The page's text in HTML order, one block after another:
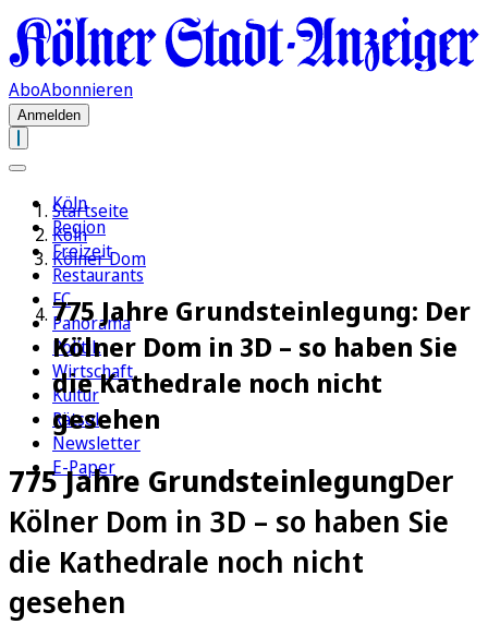
AboAbonnieren
Anmelden
Köln
Region
Freizeit
Restaurants
FC
Panorama
Politik
Wirtschaft
Kultur
Rätsel
Newsletter
E-Paper
Startseite
Köln
Kölner Dom
775 Jahre Grundsteinlegung: Der
Kölner Dom in 3D – so haben Sie
die Kathedrale noch nicht
gesehen
775 Jahre GrundsteinlegungDer
Kölner Dom in 3D – so haben Sie
die Kathedrale noch nicht
gesehen